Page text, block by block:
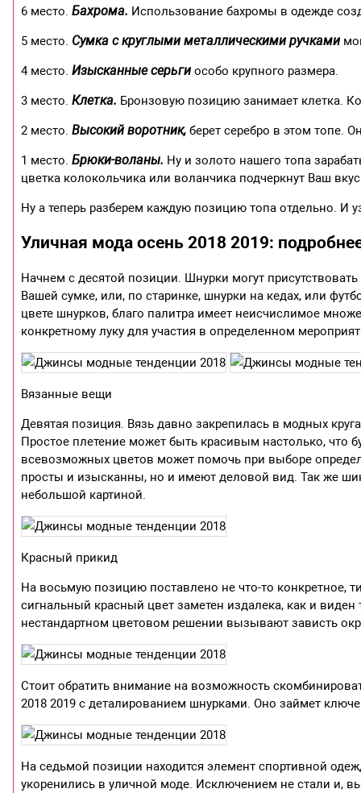
6 место.Бахрома. Использование бахромы в одежде
5 место. Сумка с круглыми металлическими ручками
4 место.Изысканные серьги особо крупного размера.
3 место.Клетка. Бронзовую позицию занимает клетка.
2 место.Высокий воротник, берет серебро в этом топе.
1 место.Брюки-воланы. Ну и золото нашего топа
цветка колокольчика или воланчика подчеркнут Ваш
Ну а теперь разберем каждую позицию топа отдельно. И
Уличная мода осень 2018 2019:
Начнем с десятой позиции. Шнурки могут
Вашей сумке, или, по старинке, шнурки на кедах, или
цвете шнурков, благо палитра имеет неисчислимое
конкретному луку для участия в определенном
Вязанные вещи
Девятая позиция. Вязь давно закрепилась в модных
Простое плетение может быть красивым настолько, что
всевозможных цветов может помочь при выборе
просты и изысканны, но и имеют деловой вид. Так же
небольшой картиной.
Красный прикид
На восьмую позицию поставлено не что-то конкретное,
сигнальный красный цвет заметен издалека, как и
нестандартном цветовом решении вызывают зависть
Стоит обратить внимание на возможность
2018 2019 с деталированием шнурками. Оно займет
На седьмой позиции находится элемент спортивной
укоренились в уличной моде. Исключением не стали